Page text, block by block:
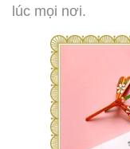
lúc mọi nơi.